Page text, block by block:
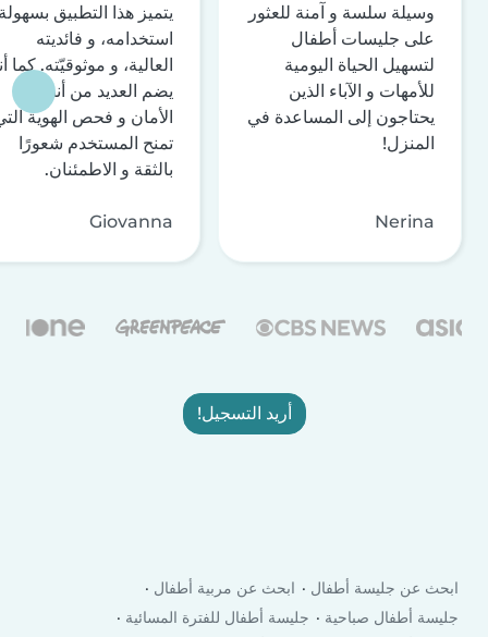
وسيلة سلسة و آمنة للعثور
على جليسات أطفال
لتسهيل الحياة اليومية
للأمهات و الآباء الذين
يحتاجون إلى المساعدة في
المنزل!
Nerina
يتميز هذا التطبيق
استخدامه، و فائديته
العالية، و موثوقيّته. كما
يضم العديد من أنظمة
الأمان و فحص الهوية
تمنح المستخدم شعورًا
بالثقة و الاطمئنان.
Giovanna
أريد التسجيل!
ابحث عن جليسة أطفال
ابحث عن مربية أطفال
جليسة أطفال صباحية
جليسة أطفال للفترة المسائية